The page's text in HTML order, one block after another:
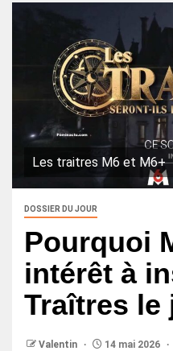
Les traitres M6 et M6+
DOSSIER DU JOUR
Pourquoi
intérêt à
Traîtres le
Valentin 14 mai 2026